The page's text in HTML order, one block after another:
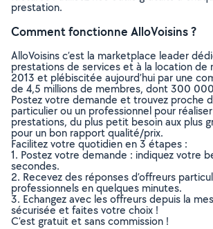
prestation.
Comment fonctionne AlloVoisins ?
AlloVoisins c’est la marketplace leader
prestations de services et à la location de
2013 et plébiscitée aujourd’hui par une
de 4,5 millions de membres, dont 300
Postez votre demande et trouvez proche
particulier ou un professionnel pour
prestations, du plus petit besoin aux plus
pour un bon rapport qualité/prix.
Facilitez votre quotidien en 3 étapes :
1. Postez votre demande : indiquez votre
secondes.
2. Recevez des réponses d’offreurs
professionnels en quelques minutes.
3. Echangez avec les offreurs depuis la
sécurisée et faites votre choix !
C’est gratuit et sans commission !